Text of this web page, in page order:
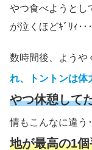
やつ食べようとし
が泣くほどｷﾞﾘｨ･
数時間後、ようや
れ、トントンは体
やつ休憩して
情もこんなに違う
地が最高の1